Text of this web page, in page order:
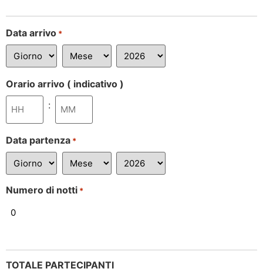
Data arrivo *
Orario arrivo ( indicativo )
:
Data partenza *
Numero di notti *
TOTALE PARTECIPANTI